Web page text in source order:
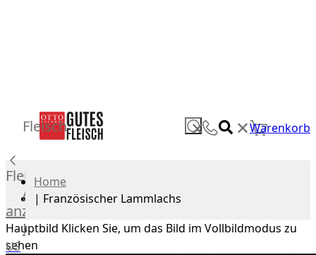
✕ ✕Warenkorb
Fleisch
Fleisch
Alle
anzeigen
Rind
US
Home
| Französischer Lammlachs
Hauptbild Klicken Sie, um das Bild im Vollbildmodus zu
sehen